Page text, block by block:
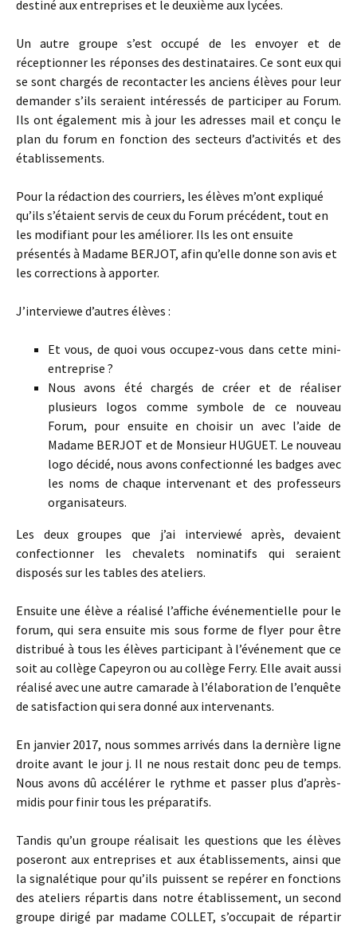
destiné aux entreprises et le deuxième aux lycées.
Un autre groupe s’est occupé de les envoyer et de
réceptionner les réponses des destinataires. Ce sont eux qui
se sont chargés de recontacter les anciens élèves pour leur
demander s’ils seraient intéressés de participer au Forum.
Ils ont également mis à jour les adresses mail et conçu le
plan du forum en fonction des secteurs d’activités et des
établissements.
Pour la rédaction des courriers, les élèves m’ont expliqué
qu’ils s’étaient servis de ceux du Forum précédent, tout en
les modifiant pour les améliorer. Ils les ont ensuite
présentés à Madame BERJOT, afin qu’elle donne son avis et
les corrections à apporter.
J’interviewe d’autres élèves :
Et vous, de quoi vous occupez-vous dans cette mini-
entreprise ?
Nous avons été chargés de créer et de réaliser
plusieurs logos comme symbole de ce nouveau
Forum, pour ensuite en choisir un avec l’aide de
Madame BERJOT et de Monsieur HUGUET. Le nouveau
logo décidé, nous avons confectionné les badges avec
les noms de chaque intervenant et des professeurs
organisateurs.
Les deux groupes que j’ai interviewé après, devaient
confectionner les chevalets nominatifs qui seraient
disposés sur les tables des ateliers.
Ensuite une élève a réalisé l’affiche événementielle pour le
forum, qui sera ensuite mis sous forme de flyer pour être
distribué à tous les élèves participant à l’événement que ce
soit au collège Capeyron ou au collège Ferry. Elle avait aussi
réalisé avec une autre camarade à l’élaboration de l’enquête
de satisfaction qui sera donné aux intervenants.
En janvier 2017, nous sommes arrivés dans la dernière ligne
droite avant le jour j. Il ne nous restait donc peu de temps.
Nous avons dû accélérer le rythme et passer plus d’après-
midis pour finir tous les préparatifs.
Tandis qu’un groupe réalisait les questions que les élèves
poseront aux entreprises et aux établissements, ainsi que
la signalétique pour qu’ils puissent se repérer en fonctions
des ateliers répartis dans notre établissement, un second
groupe dirigé par madame COLLET, s’occupait de répartir